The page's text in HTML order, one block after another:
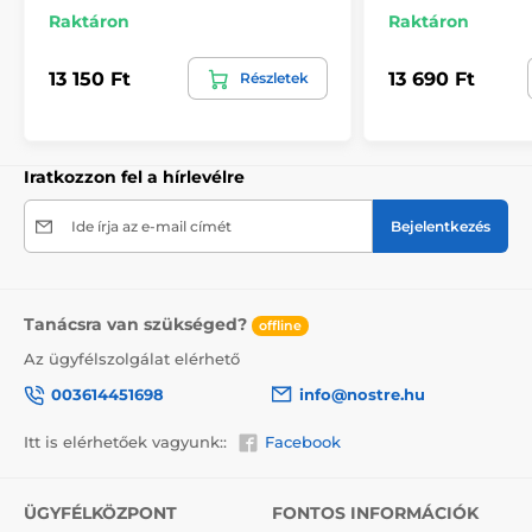
A 270 cm magas tapéták mintája igazodik a
eredményezheti. A webshopban a méret
kiválasztásakor megjelenik a pontos előnézet. Minden
tapéta 49 cm széles csíkokból áll.
245x270
(5 csík) , 294x270
Környezetbarát és egészségbarát
Raktáron
13 150 Ft Részletek
Raktáron
13 690 Ft
Iratkozzon fel a hírlevélre
Ide írja az e-mail címét Bejelentkezés
Tanácsra van szükséged? offline
Az ügyfélszolgálat elérhető
003614451698
info@nostre.hu
Itt is elérhetőek vagyunk:: Facebook
ÜGYFÉLKÖZPONT FONTOS INFORMÁCIÓK